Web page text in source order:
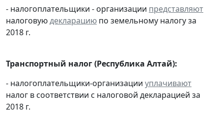
- налогоплательщики - организации представляют
налоговуюдекларацию по земельному налогу за
2018 г.
Транспортный налог (Республика Алтай):
- налогоплательщики-организации уплачивают
налог в соответствии с налоговой декларацией за
2018 г.